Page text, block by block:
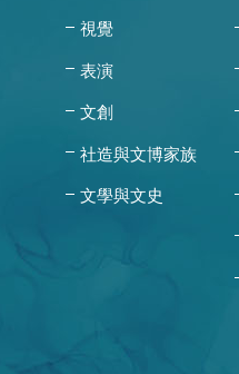
視覺
表演
文創
社造與文博家族
文學與文史